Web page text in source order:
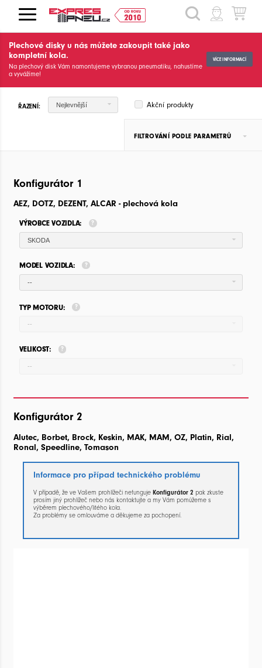
HLEDAT
Plechové disky u nás můžete zakoupit také jako
kompletní kola.
Na plechový disk Vám namontujeme vybranou pneumatiku, nahustíme
a vyvážíme!
VÍCE INFORMACÍ
ŘAZENÍ: Nejlevnější Akční produkty
FILTROVÁNÍ PODLE PARAMETRŮ
Konfigurátor 1
AEZ, DOTZ, DEZENT, ALCAR - plechová kola
VÝROBCE VOZIDLA:
SKODA
MODEL VOZIDLA:
--
TYP MOTORU:
--
VELIKOST:
--
Konfigurátor 2
Alutec, Borbet, Brock, Keskin, MAK, MAM, OZ, Platin, Rial,
Ronal, Speedline, Tomason
Informace pro případ technického problému
V případě, že ve Vašem prohlížeči nefunguje Konfigurátor 2 pak zkuste
prosím jiný prohlížeč nebo nás kontaktujte a my Vám pomůžeme s
výběrem plechového/litého kola.
Za problémy se omlouváme a děkujeme za pochopení.